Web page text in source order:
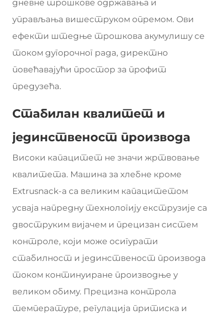
дневне трошкове одржавања и
управљања вишеструком опремом. Ови
ефекти штедње трошкова акумулишу се
током дугорочног рада, директно
повећавајући простор за профит
предузећа.
Стабилан квалитет и
јединственост производа
Високи капацитет не значи жртвовање
квалитета. Машина за хлебне кроме
Extrusnack-а са великим капацитетом
усваја напредну технологију екструзије са
двоструким вијачем и прецизан систем
контроле, који може осигурати
стабилност и јединственост производа
током континуиране производње у
великом обиму. Прецизна контрола
температуре, регулација притиска и